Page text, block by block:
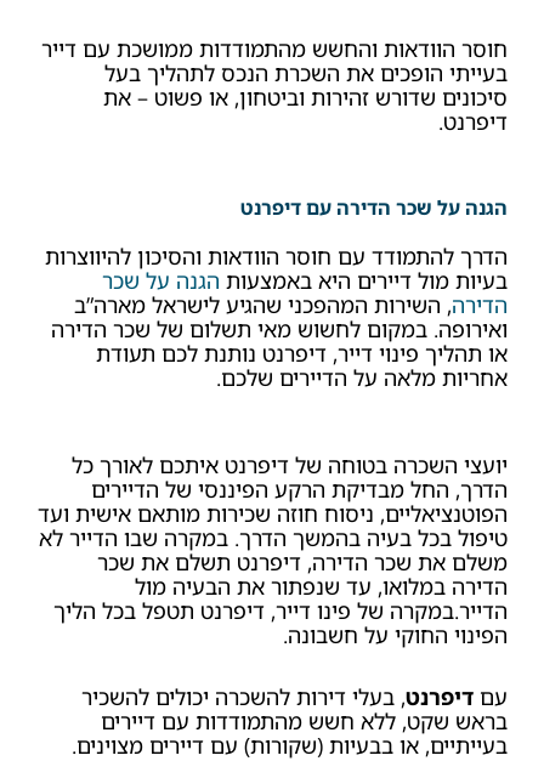
חוסר הוודאות והחשש מהתמודדות ממושכת עם דייר
בעייתי הופכים את השכרת הנכס לתהליך בעל
סיכונים שדורש זהירות וביטחון, או פשוט – את
דיפרנט.
הגנה על שכר הדירה עם דיפרנט
הדרך להתמודד עם חוסר הוודאות והסיכון להיווצרות
בעיות מול דיירים היא באמצעות הגנה על שכר
הדירה, השירות המהפכני שהגיע לישראל מארה”ב
ואירופה. במקום לחשוש מאי תשלום של שכר הדירה
או תהליך פינוי דייר, דיפרנט נותנת לכם תעודת
אחריות מלאה על הדיירים שלכם.
יועצי השכרה בטוחה של דיפרנט איתכם לאורך כל
הדרך, החל מבדיקת הרקע הפיננסי של הדיירים
הפוטנציאליים, ניסוח חוזה שכירות מותאם אישית ועד
טיפול בכל בעיה בהמשך הדרך. במקרה שבו הדייר לא
משלם את שכר הדירה, דיפרנט תשלם את שכר
הדירה במלואו, עד שנפתור את הבעיה מול
הדייר.במקרה של פינו דייר, דיפרנט תטפל בכל הליך
הפינוי החוקי על חשבונה.
עם דיפרנט, בעלי דירות להשכרה יכולים להשכיר
בראש שקט, ללא חשש מהתמודדות עם דיירים
בעייתיים, או בבעיות (שקורות) עם דיירים מצוינים.